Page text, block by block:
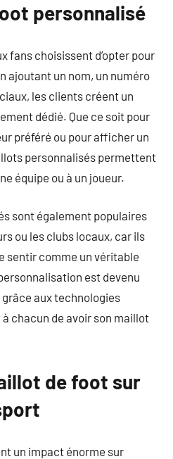
personnalisé
fans choisissent d’opter pour
ajoutant un nom, un numéro
les clients créent un
dédié. Que ce soit pour
préféré ou pour afficher un
personnalisés permettent
équipe ou à un joueur.
sont également populaires
ou les clubs locaux, car ils
sentir comme un véritable
est devenu
aux technologies
chacun de avoir son maillot
de foot sur
un impact énorme sur